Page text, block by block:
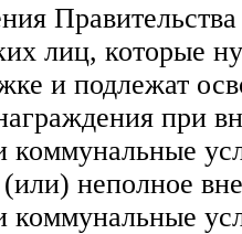
лиц, которые
и подлежат
при
неполное